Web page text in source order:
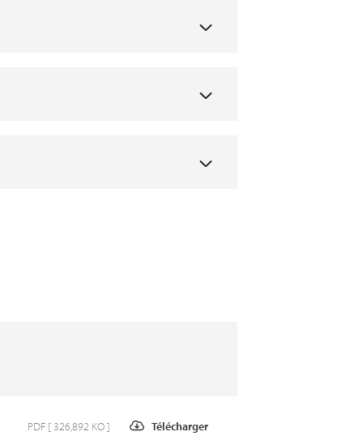
Télécharger
PDF [ 326,892 KO ]